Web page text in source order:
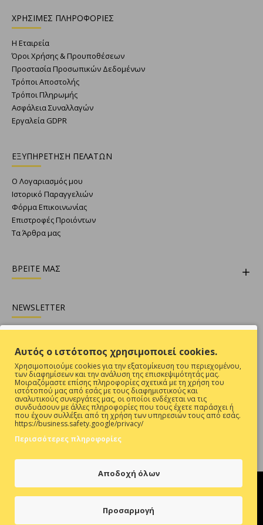
ΧΡΗΣΙΜΕΣ ΠΛΗΡΟΦΟΡΙΕΣ
Η Εταιρεία
Όροι Χρήσης & Προυποθέσεων
Προστασία Προσωπικών Δεδομένων
Τρόποι Αποστολής
Τρόποι Πληρωμής
Ασφάλεια Συναλλαγών
Εργαλεία GDPR
ΕΞΥΠΗΡΕΤΗΣΗ ΠΕΛΑΤΩΝ
Ο Λογαριασμός μου
Ιστορικό Παραγγελιών
Φόρμα Επικοινωνίας
Επιστροφές Προιόντων
Τα Άρθρα μας
ΒΡΕΙΤΕ ΜΑΣ
NEWSLETTER
Θες να είσαι ενήμερος για όλες τις προσφορές ;
Εγγραφή
Συμπληρώστε την επαλήθευση captcha παρακάτω
Έχω Διαβάσει Και Αποδέχομαι Τους
Hosted & Supported byThink Open
Αυτός ο ιστότοπος χρησιμοποιεί cookies.
Χρησιμοποιούμε cookies για την εξατομίκευση του περιεχομένου,
των διαφημίσεων και την ανάλυση της επισκεψιμότητάς μας.
Μοιραζόμαστε επίσης πληροφορίες σχετικά με τη χρήση του
ιστότοπού μας από εσάς με τους διαφημιστικούς και
αναλυτικούς συνεργάτες μας, οι οποίοι ενδέχεται να τις
συνδυάσουν με άλλες πληροφορίες που τους έχετε παράσχει ή
που έχουν συλλέξει από τη χρήση των υπηρεσιών τους από εσάς.
https://business.safety.google/privacy/
Περισσότερες πληροφορίες
Αποδοχή όλων
Προσαρμογή